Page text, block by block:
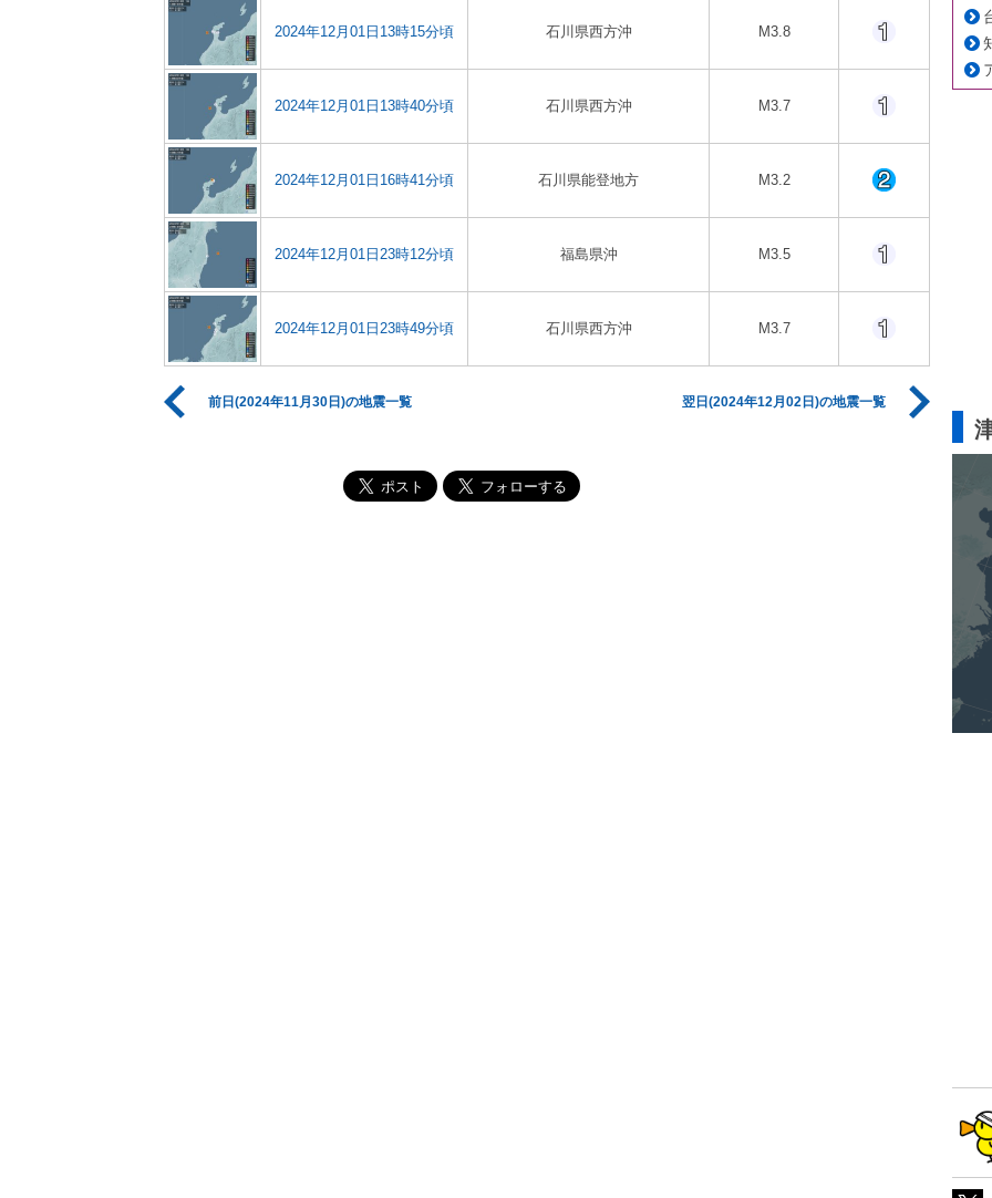
2024年12月01日13時15分頃 石川県西方沖 M3.8
2024年12月01日13時40分頃 石川県西方沖 M3.7
2024年12月01日16時41分頃 石川県能登地方 M3.2
2024年12月01日23時12分頃 福島県沖 M3.5
2024年12月01日23時49分頃 石川県西方沖 M3.7
前日(2024年11月30日)の地震一覧 翌日(2024年12月02日)の地震一覧